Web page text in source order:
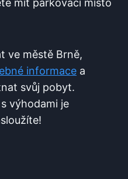
mít parkovací ⁢místo
ve městě ⁢Brně,
informace a
svůj‌ pobyt.
výhodami je